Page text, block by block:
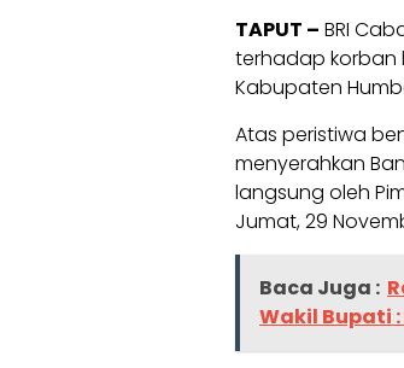
TAPUT – BRI
terhadap korban
Kabupaten
Atas peristiwa
menyerahkan
langsung oleh
Jumat, 29
Baca Juga :
Wakil Bupati